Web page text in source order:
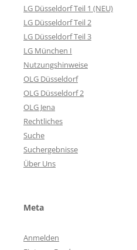
LG Düsseldorf Teil 1 (NEU)
LG Düsseldorf Teil 2
LG Düsseldorf Teil 3
LG München I
Nutzungshinweise
OLG Düsseldorf
OLG Düsseldorf 2
OLG Jena
Rechtliches
Suche
Suchergebnisse
Über Uns
Meta
Anmelden